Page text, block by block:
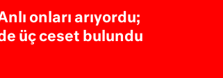
onları arıyordu;
üç ceset bulundu